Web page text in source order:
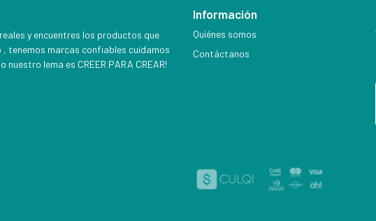
y encuentres los productos que
tenemos marcas confiables cuidamos
lema es CREER PARA CREAR!
Información
Quiénes somos
Contáctanos